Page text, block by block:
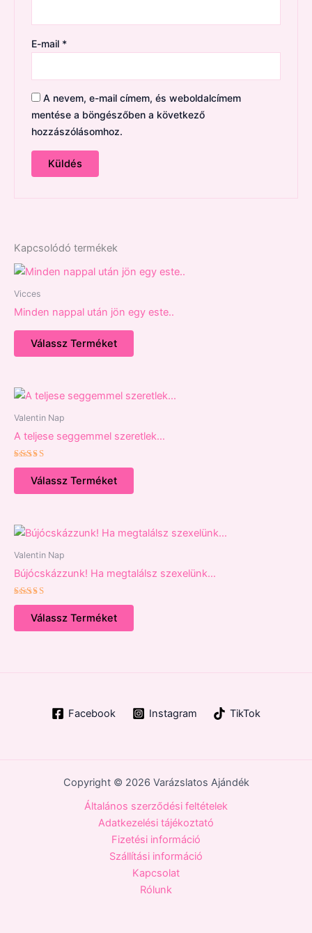
E-mail *
A nevem, e-mail címem, és weboldalcímem
mentése a böngészőben a következő
hozzászólásomhoz.
Kapcsolódó termékek
Vicces
Minden nappal után jön egy este..
Válassz Terméket
Valentin Nap
A teljese seggemmel szeretlek…
Értékelés:
5.00Válassz Terméket
Valentin Nap
Bújócskázzunk! Ha megtalálsz szexelünk…
Értékelés:
5.00Válassz Terméket
Facebook Instagram TikTok
Copyright © 2026 Varázslatos Ajándék
Általános szerződési feltételek
Adatkezelési tájékoztató
Fizetési információ
Szállítási információ
Kapcsolat
Rólunk